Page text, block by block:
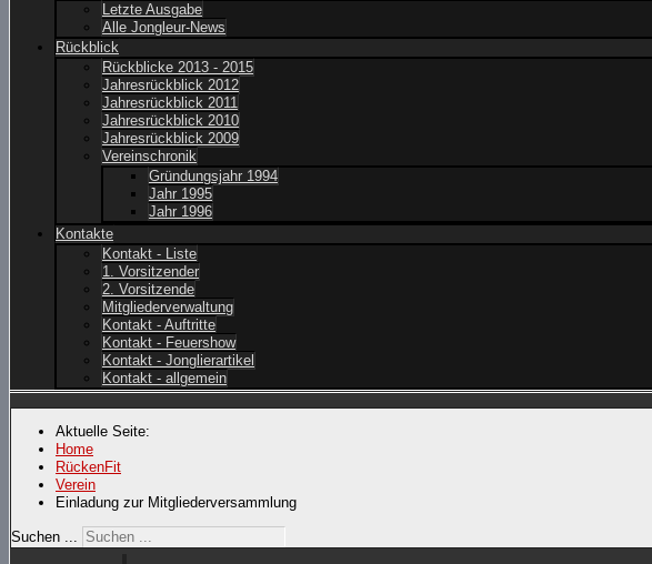
Letzte Ausgabe
Alle Jongleur-News
Rückblick
Rückblicke 2013 - 2015
Jahresrückblick 2012
Jahresrückblick 2011
Jahresrückblick 2010
Jahresrückblick 2009
Vereinschronik
Gründungsjahr 1994
Jahr 1995
Jahr 1996
Kontakte
Kontakt - Liste
1. Vorsitzender
2. Vorsitzende
Mitgliederverwaltung
Kontakt - Auftritte
Kontakt - Feuershow
Kontakt - Jonglierartikel
Kontakt - allgemein
Aktuelle Seite:
Home
RückenFit
Verein
Einladung zur Mitgliederversammlung
Suchen ...